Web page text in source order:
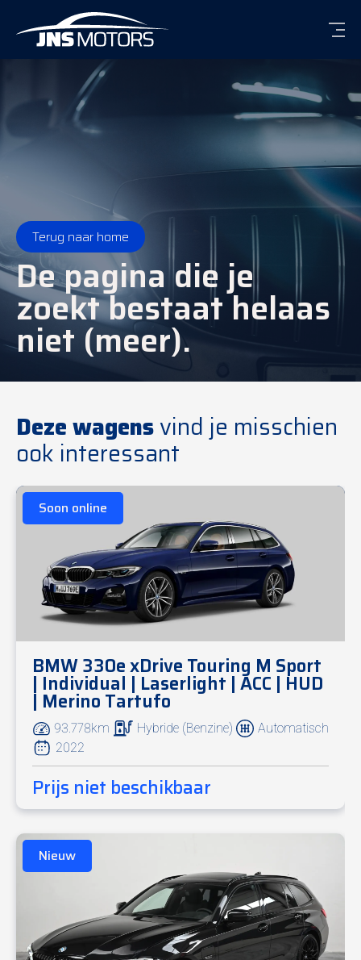
Terug naar home
De pagina die je
zoekt bestaat helaas
niet (meer).
Deze wagensvind je misschien
ook interessant
Soon online
BMW 330e xDrive Touring M Sport
| Individual | Laserlight | ACC | HUD
| Merino Tartufo
93.778km Hybride (Benzine)
Automatisch
2022
Prijs niet beschikbaar
Nieuw